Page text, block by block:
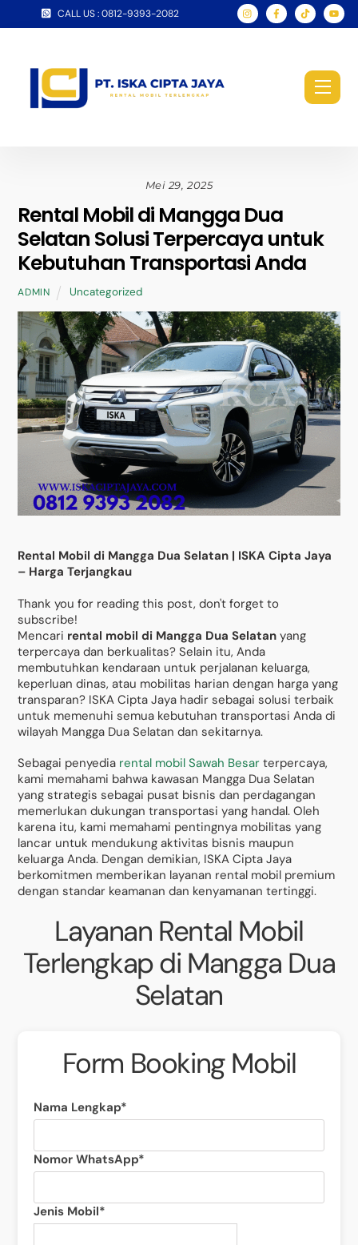
CALL US : 0812-9393-2082
Mei 29, 2025
Rental Mobil di Mangga Dua
Selatan Solusi Terpercaya untuk
Kebutuhan Transportasi Anda
ADMIN Uncategorized
Rental Mobil di Mangga Dua Selatan | ISKA Cipta Jaya
– Harga Terjangkau
Thank you for reading this post, don't forget to
subscribe!
Mencari rental mobil di Mangga Dua Selatan yang
terpercaya dan berkualitas? Selain itu, Anda
membutuhkan kendaraan untuk perjalanan keluarga,
keperluan dinas, atau mobilitas harian dengan harga yang
transparan? ISKA Cipta Jaya hadir sebagai solusi terbaik
untuk memenuhi semua kebutuhan transportasi Anda di
wilayah Mangga Dua Selatan dan sekitarnya.
Sebagai penyedia rental mobil Sawah Besar terpercaya,
kami memahami bahwa kawasan Mangga Dua Selatan
yang strategis sebagai pusat bisnis dan perdagangan
memerlukan dukungan transportasi yang handal. Oleh
karena itu, kami memahami pentingnya mobilitas yang
lancar untuk mendukung aktivitas bisnis maupun
keluarga Anda. Dengan demikian, ISKA Cipta Jaya
berkomitmen memberikan layanan rental mobil premium
dengan standar keamanan dan kenyamanan tertinggi.
Layanan Rental Mobil
Terlengkap di Mangga Dua
Selatan
Form Booking Mobil
Nama Lengkap*
Nomor WhatsApp*
Jenis Mobil*